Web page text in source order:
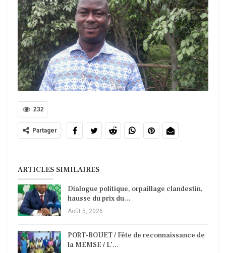
232
Partager
ARTICLES SIMILAIRES
Dialogue politique, orpaillage clandestin,
hausse du prix du…
Août 5, 2026
PORT-BOUET / Fête de reconnaissance de
la MEMSE / L’…